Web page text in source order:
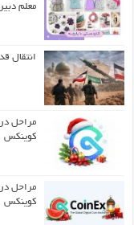
معلم
انتقال
مراحل
کوینکس
مراحل
کوینکس